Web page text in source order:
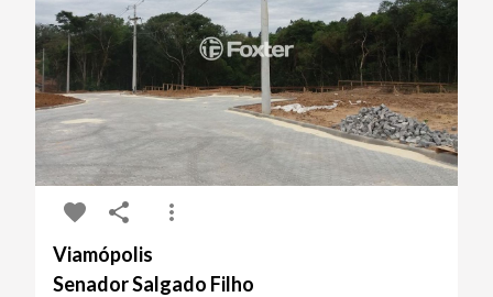
Viamópolis
Senador Salgado Filho